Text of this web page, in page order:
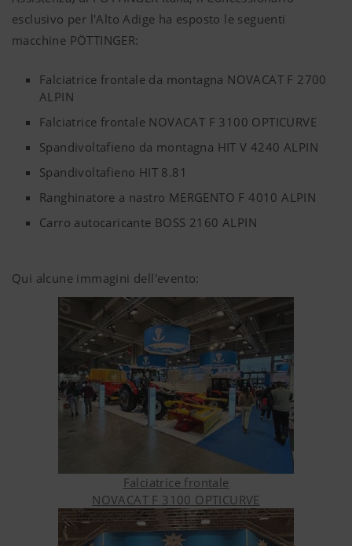
esclusivo per l'Alto Adige ha esposto le seguenti
macchine PÖTTINGER:
Falciatrice frontale da montagna NOVACAT F 2700
ALPIN
Falciatrice frontale NOVACAT F 3100 OPTICURVE
Spandivoltafieno da montagna HIT V 4240 ALPIN
Spandivoltafieno HIT 8.81
Ranghinatore a nastro MERGENTO F 4010 ALPIN
Carro autocaricante BOSS 2160 ALPIN
Qui alcune immagini dell'evento:
Falciatrice frontale
NOVACAT F 3100 OPTICURVE